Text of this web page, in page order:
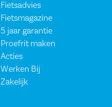
Fietsadvies
Fietsmagazine
5 jaar garantie
Proefrit maken
Acties
Werken Bij
Zakelijk